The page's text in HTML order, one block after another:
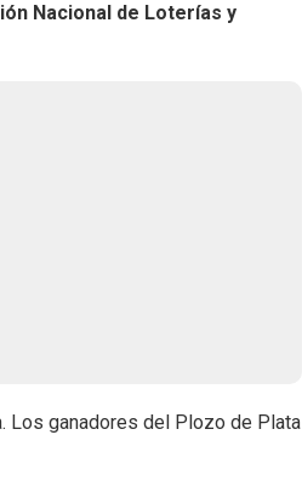
Nacional de Loterías y
Los ganadores del Plozo de Plata